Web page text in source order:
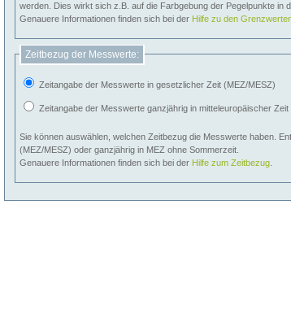
werden. Dies wirkt sich z.B. auf die Farbgebung der Pegelpunkte in
Genauere Informationen finden sich bei der Hilfe zu den
Zeitbezug der Messwerte:
Zeitangabe der Messwerte in gesetzlicher Zeit (MEZ/MESZ)
Zeitangabe der Messwerte ganzjährig in mitteleuropäischer
Sie können auswählen, welchen Zeitbezug die Messwerte haben.
(MEZ/MESZ) oder ganzjährig in MEZ ohne Sommerzeit.
Genauere Informationen finden sich bei der Hilfe zum Zeitbezug